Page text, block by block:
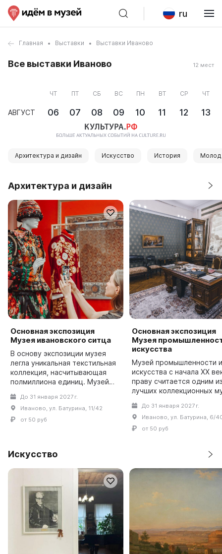
ru
Главная Выставки Выставки Иваново
Все выставки Иваново 12 мест
АВГУСТ
ЧТ
06
ПТ
07
СБ
08
ВС
09
ПН
10
ВТ
11
СР
12
ЧТ
13
Архитектура и дизайн Искусство История
Архитектура и дизайн
Основная экспозиция
Музея ивановского ситца
В основу экспозиции музея
легла уникальная текстильная
коллекция, насчитывающая
полмиллиона единиц. Музей
Дмитрия Геннадьевича
Бурылина, построенном в
начале XX века в стил...
До 31 января 2027 г.
Иваново, ул. Батурина, 11/42
от 50 руб
Основная экспозиция
Музея
искусства
Музей промышленности и
искусства с начала XX
праву считается одним
лучших коллекционных
иваново-вознесенский
фабрикант, меценат и
коллекционер Дмитрий
До 31 января 2027 г.
Иваново, ул. Батурина, 6/
от 50 руб
Искусство